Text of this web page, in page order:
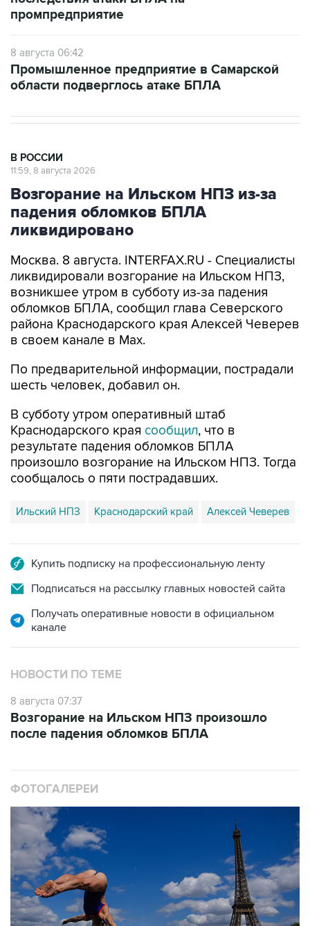
промпредприятие
8 августа 06:42
Промышленное предприятие в Самарской
области подверглось атаке БПЛА
В РОССИИ
11:59, 8 августа 2026
Возгорание на Ильском НПЗ из-за
падения обломков БПЛА
ликвидировано
Москва. 8 августа. INTERFAX.RU - Специалисты
ликвидировали возгорание на Ильском НПЗ,
возникшее утром в субботу из-за падения
обломков БПЛА, сообщил глава Северского
района Краснодарского края Алексей Чеверев
в своем канале в Max.
По предварительной информации, пострадали
шесть человек, добавил он.
В субботу утром оперативный штаб
Краснодарского края сообщил, что в
результате падения обломков БПЛА
произошло возгорание на Ильском НПЗ. Тогда
сообщалось о пяти пострадавших.
Ильский НПЗ Краснодарский край Алексей Чеверев
Купить подписку на профессиональную ленту
Подписаться на рассылку главных новостей сайта
Получать оперативные новости в официальном
канале
НОВОСТИ ПО ТЕМЕ
8 августа 07:37
Возгорание на Ильском НПЗ произошло
после падения обломков БПЛА
ФОТОГАЛЕРЕИ